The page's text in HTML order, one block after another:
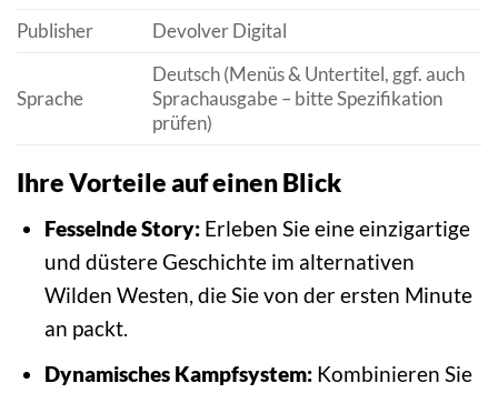
Publisher
Devolver Digital
Sprache
Deutsch (Menüs & Untertitel, ggf. auch
Sprachausgabe – bitte Spezifikation
prüfen)
Ihre Vorteile auf einen Blick
Fesselnde Story:Erleben Sie eine einzigartige
und düstere Geschichte im alternativen
Wilden Westen, die Sie von der ersten Minute
an packt.
Dynamisches Kampfsystem:Kombinieren Sie